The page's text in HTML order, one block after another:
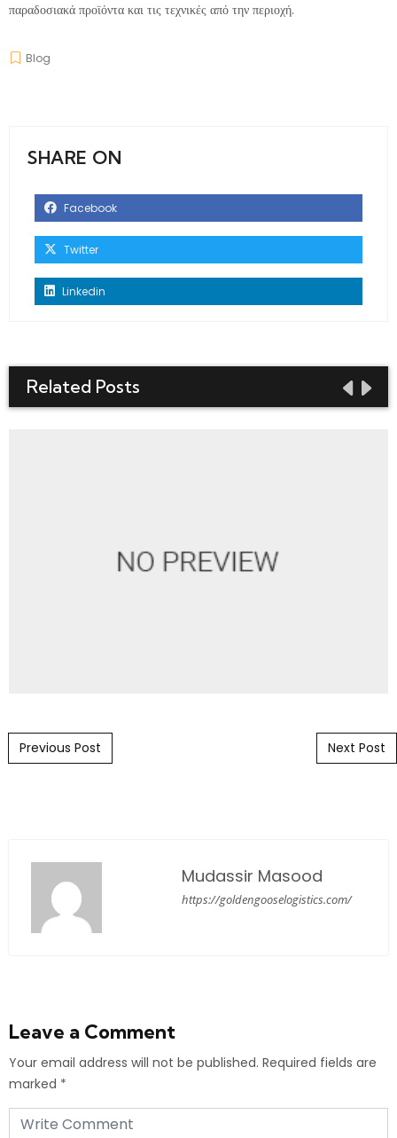
παραδοσιακά προϊόντα και τις τεχνικές από την περιοχή.
Blog
SHARE ON
Facebook
Twitter
Linkedin
Related Posts
Post navigation
Previous Post Next Post
Mudassir Masood
https://goldengooselogistics.com/
Leave a Comment
Your email address will not be published. Required fields are
marked *